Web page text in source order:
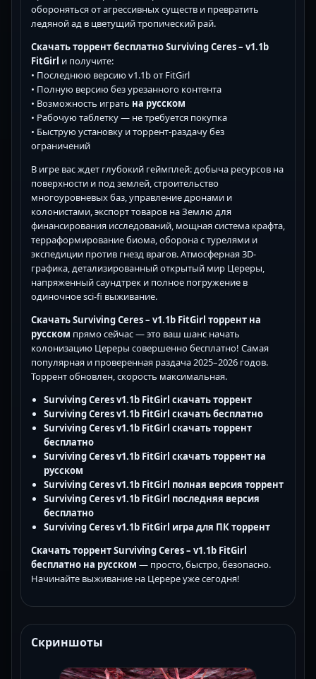
обороняться от агрессивных существ и превратить
ледяной ад в цветущий тропический рай.
Скачать торрент бесплатно Surviving Ceres – v1.1b
FitGirl и получите:
• Последнюю версию v1.1b от FitGirl
• Полную версию без урезанного контента
• Возможность играть на русском
• Рабочую таблетку — не требуется покупка
• Быструю установку и торрент-раздачу без
ограничений
В игре вас ждет глубокий геймплей: добыча ресурсов на
поверхности и под землей, строительство
многоуровневых баз, управление дронами и
колонистами, экспорт товаров на Землю для
финансирования исследований, мощная система крафта,
терраформирование биома, оборона с турелями и
экспедиции против гнезд врагов. Атмосферная 3D-
графика, детализированный открытый мир Цереры,
напряженный саундтрек и полное погружение в
одиночное sci-fi выживание.
Скачать Surviving Ceres – v1.1b FitGirl торрент на
русском прямо сейчас — это ваш шанс начать
колонизацию Цереры совершенно бесплатно! Самая
популярная и проверенная раздача 2025–2026 годов.
Торрент обновлен, скорость максимальная.
Surviving Ceres v1.1b FitGirl скачать торрент
Surviving Ceres v1.1b FitGirl скачать бесплатно
Surviving Ceres v1.1b FitGirl скачать торрент
бесплатно
Surviving Ceres v1.1b FitGirl скачать торрент на
русском
Surviving Ceres v1.1b FitGirl полная версия торрент
Surviving Ceres v1.1b FitGirl последняя версия
бесплатно
Surviving Ceres v1.1b FitGirl игра для ПК торрент
Скачать торрент Surviving Ceres – v1.1b FitGirl
бесплатно на русском — просто, быстро, безопасно.
Начинайте выживание на Церере уже сегодня!
Скриншоты